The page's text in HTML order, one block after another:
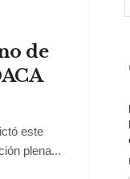
de
este
plena...